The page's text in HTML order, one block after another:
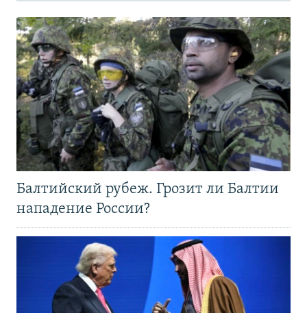
Балтийский рубеж. Грозит ли Балтии
нападение России?